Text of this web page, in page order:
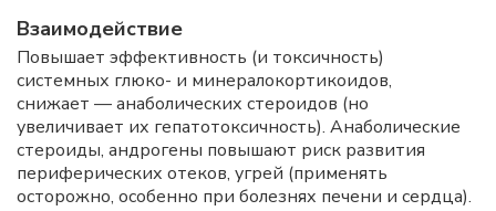
Взаимодействие
Повышает эффективность (и токсичность)
системных глюко- и минералокортикоидов,
снижает — анаболических стероидов (но
увеличивает их гепатотоксичность). Анаболические
стероиды, андрогены повышают риск развития
периферических отеков, угрей (применять
осторожно, особенно при болезнях печени и сердца).